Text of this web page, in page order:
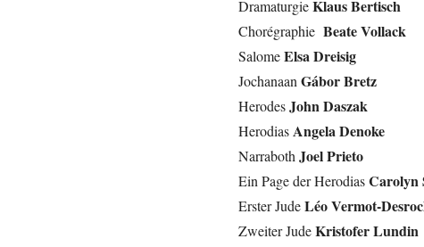
DramaturgieKlaus Bertisch
Chorégraphie Beate Vollack
SalomeElsa Dreisig
Jochanaan Gábor Bretz
HerodesJohn Daszak
HerodiasAngela Denoke
Narraboth Joel Prieto
Ein Page der HerodiasCarolyn
Erster JudeLéo Vermot-
Zweiter JudeKristofer Lundin